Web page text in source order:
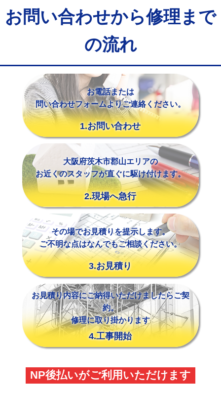
コンクリート斫り（厚さ10㎝まで） 27,500円
コンクリート斫り（厚さ10㎝超え）
モルタル補修（厚さ10㎝超え） 38,500円
追加人工 16,500円
廃棄・処分 現場見積
※給水管工事は20mmまでの価格です。
お問い合わせから修理まで
の流れ
お電話または
問い合わせフォームよりご連絡ください。
1.お問い合わせ
大阪府茨木市郡山エリアの
お近くのスタッフが直ぐに駆け付けます。
2.現場へ急行
その場でお見積りを提示します。
ご不明な点はなんでもご相談ください。
3.お見積り
お見積り内容にご納得いただけましたらご契
約。
修理に取り掛かります
4.工事開始
NP後払いがご利用いただけます